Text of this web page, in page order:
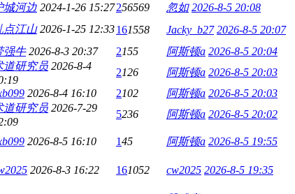
城河边 2024-1-26 15:27256569 忽如 2026-8-5 20:08
点江山 2026-1-25 12:33161558 Jacky_b27 2026-8-5 20:07
强牛 2026-8-3 20:37 2155 阿斯顿a 2026-8-5 20:04
道研究员 2026-8-4
2126 阿斯顿a 2026-8-5 20:03
2026-8-4 16:10 2102 阿斯顿a 2026-8-5 20:03
道研究员 2026-7-29
5236 阿斯顿a 2026-8-5 20:02
2026-8-5 16:10 145 阿斯顿a 2026-8-5 19:55
2026-8-3 16:22 161052 cw2025 2026-8-5 19:35